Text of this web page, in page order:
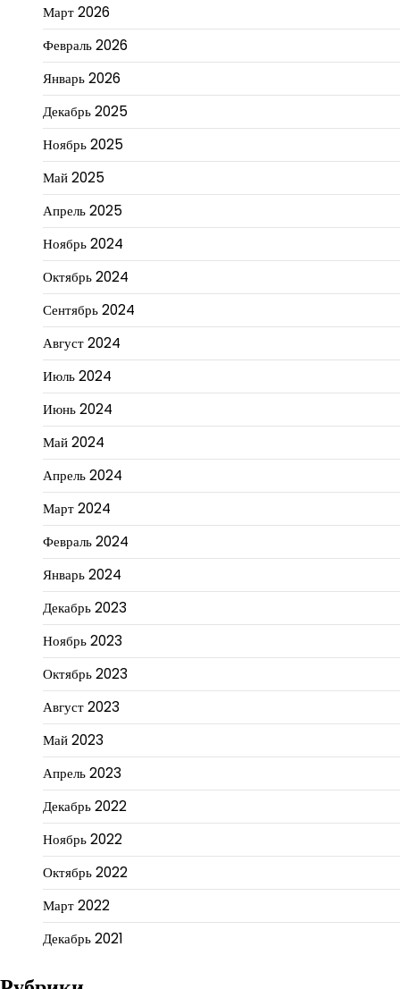
Март 2026
Февраль 2026
Январь 2026
Декабрь 2025
Ноябрь 2025
Май 2025
Апрель 2025
Ноябрь 2024
Октябрь 2024
Сентябрь 2024
Август 2024
Июль 2024
Июнь 2024
Май 2024
Апрель 2024
Март 2024
Февраль 2024
Январь 2024
Декабрь 2023
Ноябрь 2023
Октябрь 2023
Август 2023
Май 2023
Апрель 2023
Декабрь 2022
Ноябрь 2022
Октябрь 2022
Март 2022
Декабрь 2021